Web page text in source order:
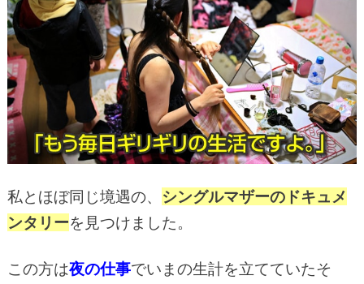
私とほぼ同じ境遇の、 シングルマザーのドキュメ
ンタリーを見つけました。
この方は夜の仕事でいまの生計を立てていたそ